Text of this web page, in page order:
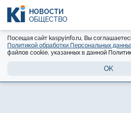
НОВОСТИ
ОБЩЕСТВО
Посещая сайт kaspyinfo.ru, Вы
Политикой обработки Персональных
файлов cookie, указанных в данной
OK